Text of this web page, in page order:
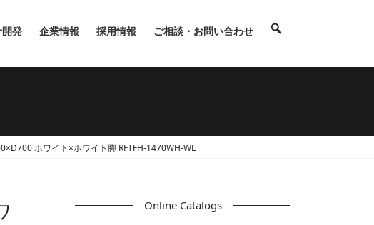
発 企業情報 採用情報 ご相談・お問い合わせ
ホワイト×ホワイト脚 RFTFH-1470WH-WL
Online Catalogs